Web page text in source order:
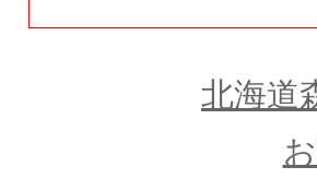
北海道